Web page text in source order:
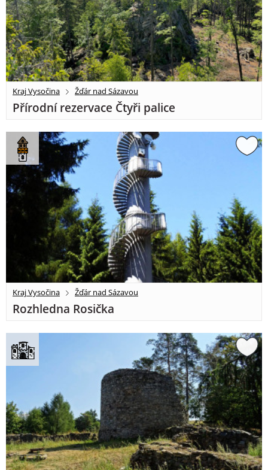
Kraj Vysočina Žďár nad Sázavou
Přírodní rezervace Čtyři palice
Kraj Vysočina Žďár nad Sázavou
Rozhledna Rosička